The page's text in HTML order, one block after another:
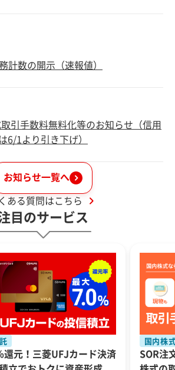
計数の開示（速報値）
引手数料無料化等のお知らせ（信用
6/1より引き下げ）
お知らせ一覧へ
ある質問はこちら
目のサービス
還元！三菱UFJカード決済
国内株
SOR注